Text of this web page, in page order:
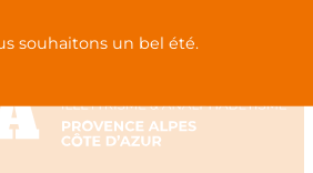
souhaitons un bel été.